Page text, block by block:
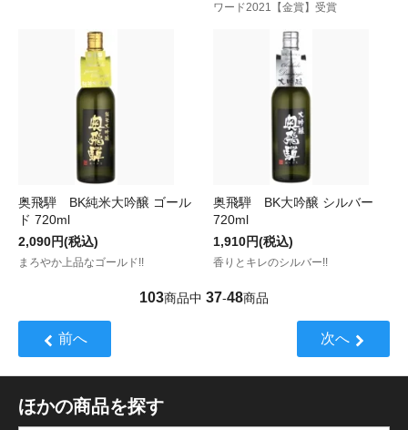
ワード2021【金賞】受賞
奥飛騨 BK純米大吟醸 ゴール
ド 720ml
2,090円(税込)
まろやか上品なゴールド!!
奥飛騨 BK大吟醸 シルバー
720ml
1,910円(税込)
香りとキレのシルバー!!
103商品中 37-48商品
前へ 次へ
ほかの商品を探す